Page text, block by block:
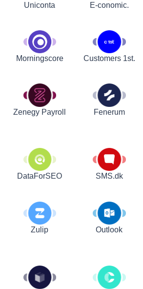
Uniconta E-conomic.
Morningscore Customers 1st.
Zenegy Payroll Fenerum
DataForSEO SMS.dk
Zulip Outlook